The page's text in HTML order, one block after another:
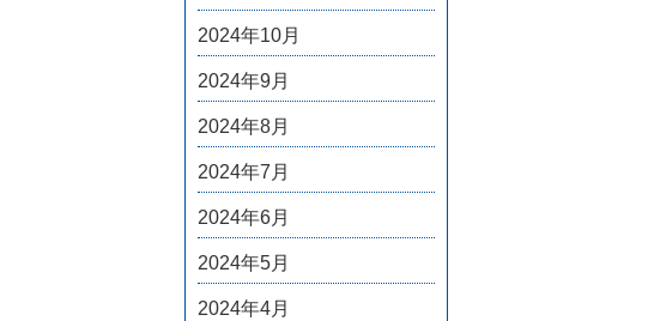
2024年10月
2024年9月
2024年8月
2024年7月
2024年6月
2024年5月
2024年4月